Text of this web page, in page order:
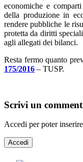
economiche e
della produzione in
rendere pubbliche le
protetta da diritti
agli allegati dei bilanci.
Resta fermo quanto
175/2016 – TUSP.
Scrivi un
Accedi per poter
Accedi